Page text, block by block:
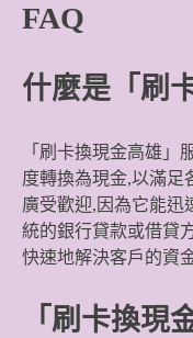
FAQ
什麼是「刷
「刷卡換現金高雄」
度轉換為現金,以滿足
廣受歡迎,因為它能迅
統的銀行貸款或借貸
快速地解決客戶的資
「刷卡換現